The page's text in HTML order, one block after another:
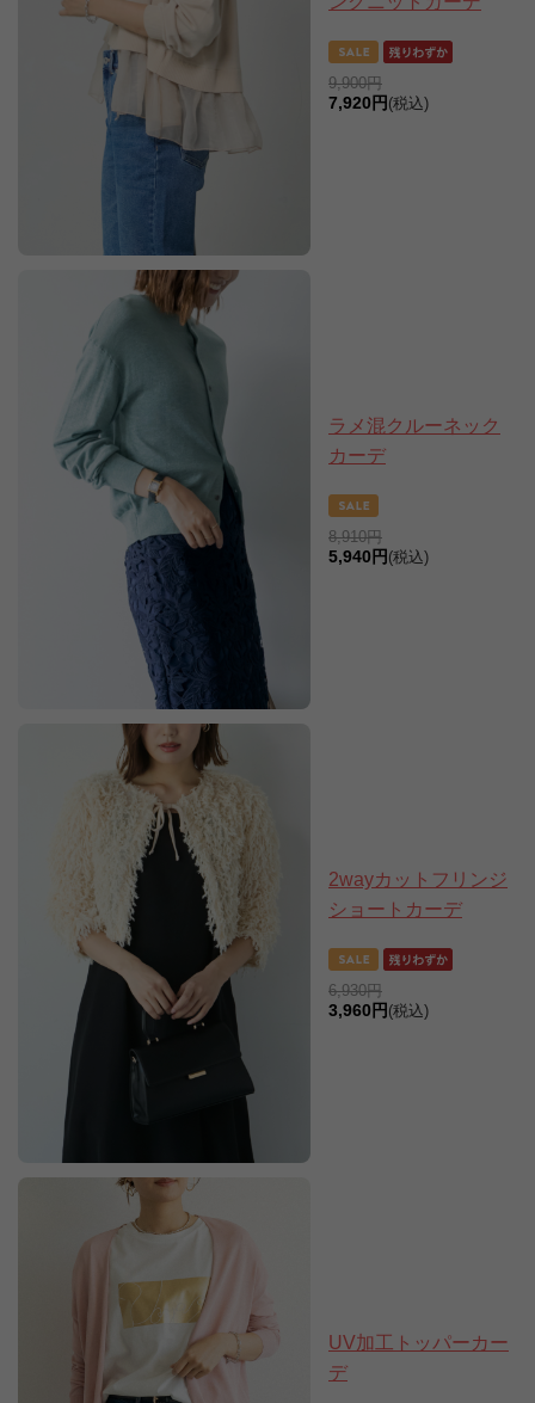
9,900円
7,920円 (税込)
ラメ混クルーネック
カーデ
8,910円
5,940円 (税込)
2wayカットフリンジ
ショートカーデ
6,930円
3,960円 (税込)
UV加工トッパーカー
デ